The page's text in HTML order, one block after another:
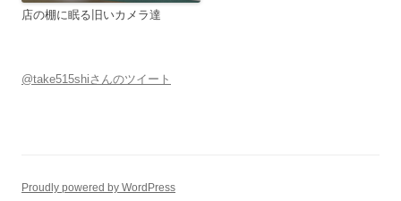
店の棚に眠る旧いカメラ達
@take515shiさんのツイート
Proudly powered by WordPress